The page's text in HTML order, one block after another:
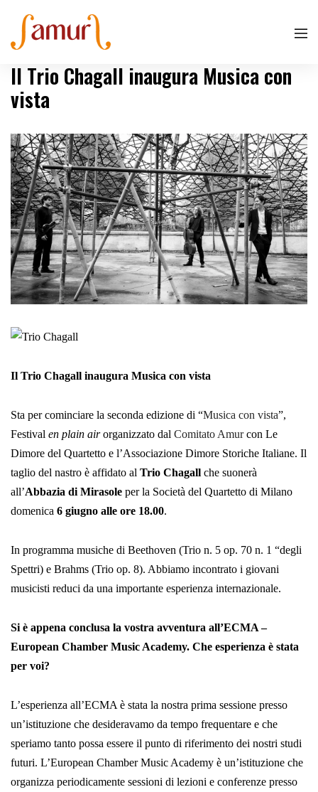
Il Trio Chagall inaugura Musica con
vista
Il Trio Chagall inaugura Musica con vista
Sta per cominciare la seconda edizione di “Musica con vista”,
Festival en plain airorganizzato dal Comitato Amurcon Le
Dimore del Quartetto e l’Associazione Dimore Storiche Italiane. Il
taglio del nastro è affidato al Trio Chagall che suonerà
all’Abbazia di Mirasole per la Società del Quartetto di Milano
domenica 6 giugno alle ore 18.00.
In programma musiche di Beethoven (Trio n. 5 op. 70 n. 1 “degli
Spettri) e Brahms (Trio op. 8). Abbiamo incontrato i giovani
musicisti reduci da una importante esperienza internazionale.
Si è appena conclusa la vostra avventura all’ECMA –
European Chamber Music Academy. Che esperienza è stata
per voi?
L’esperienza all’ECMA è stata la nostra prima sessione presso
un’istituzione che desideravamo da tempo frequentare e che
speriamo tanto possa essere il punto di riferimento dei nostri studi
futuri. L’European Chamber Music Academy è un’istituzione che
organizza periodicamente sessioni di lezioni e conferenze presso